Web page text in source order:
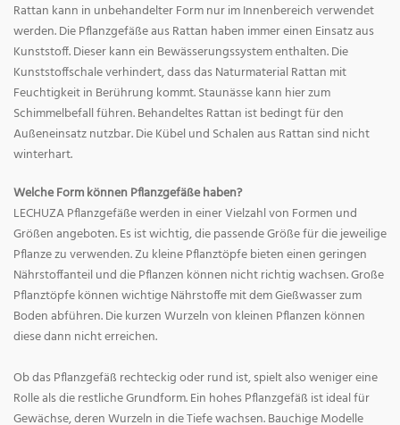
Rattan kann in unbehandelter Form nur im Innenbereich verwendet
werden. Die Pflanzgefäße aus Rattan haben immer einen Einsatz aus
Kunststoff. Dieser kann ein Bewässerungssystem enthalten. Die
Kunststoffschale verhindert, dass das Naturmaterial Rattan mit
Feuchtigkeit in Berührung kommt. Staunässe kann hier zum
Schimmelbefall führen. Behandeltes Rattan ist bedingt für den
Außeneinsatz nutzbar. Die Kübel und Schalen aus Rattan sind nicht
winterhart.
Welche Form können Pflanzgefäße haben?
LECHUZA Pflanzgefäße werden in einer Vielzahl von Formen und
Größen angeboten. Es ist wichtig, die passende Größe für die jeweilige
Pflanze zu verwenden. Zu kleine Pflanztöpfe bieten einen geringen
Nährstoffanteil und die Pflanzen können nicht richtig wachsen. Große
Pflanztöpfe können wichtige Nährstoffe mit dem Gießwasser zum
Boden abführen. Die kurzen Wurzeln von kleinen Pflanzen können
diese dann nicht erreichen.
Ob das Pflanzgefäß rechteckig oder rund ist, spielt also weniger eine
Rolle als die restliche Grundform. Ein hohes Pflanzgefäß ist ideal für
Gewächse, deren Wurzeln in die Tiefe wachsen. Bauchige Modelle